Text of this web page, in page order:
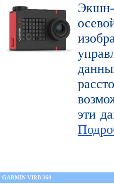
эти
GARMIN VIRB 360